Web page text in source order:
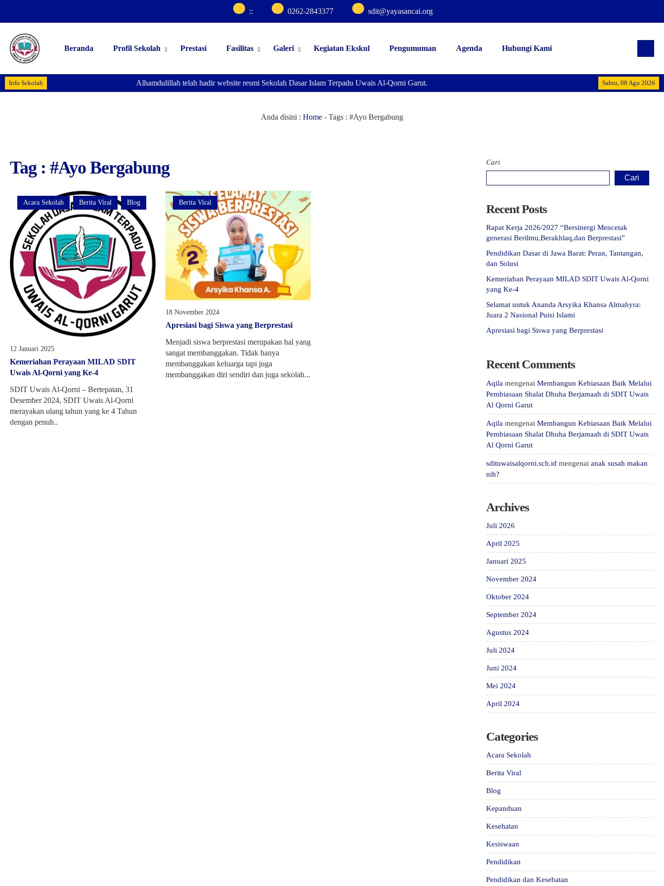
:: 0262-2843377 sdit@yayasancai.org
Beranda Profil Sekolah Prestasi Fasilitas Galeri Kegiatan Ekskul Pengumuman Agenda Hubungi Kami
Info Sekolah Sabtu, 08 Agu 2026
Alhamdulillah
Alhamdulillah telah hadir website resmi Sekolah Dasar Islam Terpadu Uwais Al-Qorni Garut.
Anda disini : Home - Tags : #Ayo Bergabung
Tag : #Ayo Bergabung
Acara Sekolah Berita Viral Blog
12 Januari 2025
Kemeriahan Perayaan MILAD SDIT
Uwais Al-Qorni yang Ke-4
SDIT Uwais Al-Qorni – Bertepatan, 31
Desember 2024, SDIT Uwais Al-Qorni
merayakan ulang tahun yang ke 4 Tahun
dengan penuh..
Berita Viral
18 November 2024
Apresiasi bagi Siswa yang Berprestasi
Menjadi siswa berprestasi merupakan hal yang
sangat membanggakan. Tidak hanya
membanggakan keluarga tapi juga
membanggakan diri sendiri dan juga sekolah...
Cari
Cari
Recent Posts
Rapat Kerja 2026/2027 “Bersinergi Mencetak
generasi Berilmu,Berakhlaq,dan Berprestasi”
Pendidikan Dasar di Jawa Barat: Peran, Tantangan,
dan Solusi
Kemeriahan Perayaan MILAD SDIT Uwais Al-Qorni
yang Ke-4
Selamat untuk Ananda Arsyika Khansa Almahyra:
Juara 2 Nasional Puisi Islami
Apresiasi bagi Siswa yang Berprestasi
Recent Comments
Aqila mengenai Membangun Kebiasaan Baik Melalui
Pembiasaan Shalat Dhuha Berjamaah di SDIT Uwais
Al Qorni Garut
Aqila mengenai Membangun Kebiasaan Baik Melalui
Pembiasaan Shalat Dhuha Berjamaah di SDIT Uwais
Al Qorni Garut
sdituwaisalqorni.sch.id mengenai anak susah makan
nih?
Archives
Juli 2026
April 2025
Januari 2025
November 2024
Oktober 2024
September 2024
Agustus 2024
Juli 2024
Juni 2024
Mei 2024
April 2024
Categories
Acara Sekolah
Berita Viral
Blog
Kepanduan
Kesehatan
Kesiswaan
Pendidikan
Pendidikan dan Kesehatan